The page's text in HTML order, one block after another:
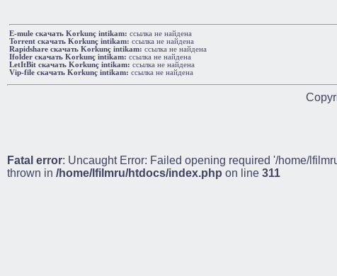
E-mule cкачать Korkunç intikam: ссылка не найдена
Torrent cкачать Korkunç intikam: ссылка не найдена
Rapidshare cкачать Korkunç intikam: ссылка не найдена
Ifolder cкачать Korkunç intikam: ссылка не найдена
LetItBit cкачать Korkunç intikam: ссылка не найдена
Vip-file cкачать Korkunç intikam: ссылка не найдена
Fatal error: Uncaught Error: Failed opening required '/home/
thrown in /home/lfilmru/htdocs/index.php on line 311